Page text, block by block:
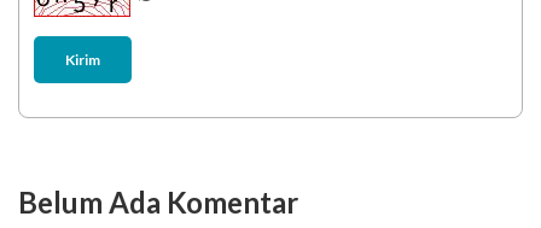
Kirim
Belum Ada Komentar